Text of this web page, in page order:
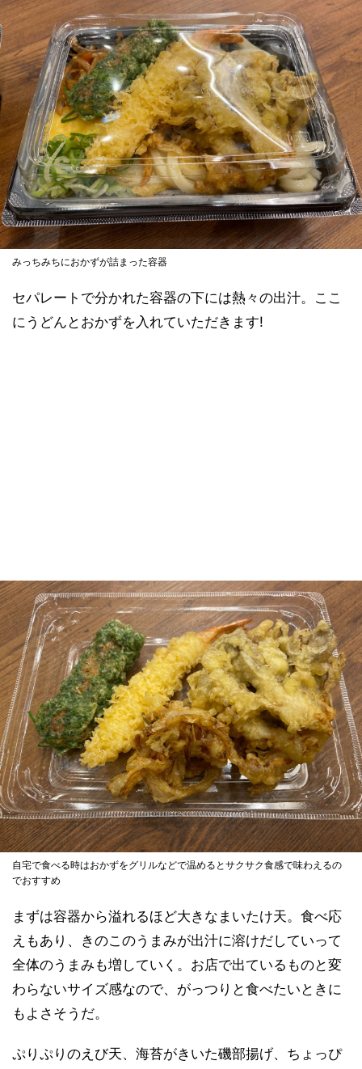
みっちみちにおかずが詰まった容器
セパレートで分かれた容器の下には熱々の出汁。ここ
にうどんとおかずを入れていただきます!
自宅で食べる時はおかずをグリルなどで温めるとサクサク食感で味わえるの
でおすすめ
まずは容器から溢れるほど大きなまいたけ天。食べ応
えもあり、きのこのうまみが出汁に溶けだしていって
全体のうまみも増していく。お店で出ているものと変
わらないサイズ感なので、がっつりと食べたいときに
もよさそうだ。
ぷりぷりのえび天、海苔がきいた磯部揚げ、ちょっぴ